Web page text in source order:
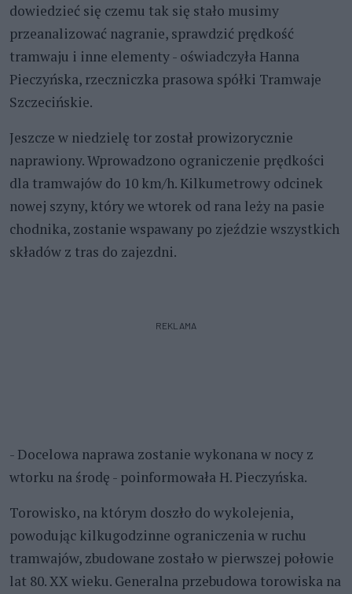
dowiedzieć się czemu tak się stało musimy
przeanalizować nagranie, sprawdzić prędkość
tramwaju i inne elementy - oświadczyła Hanna
Pieczyńska, rzeczniczka prasowa spółki Tramwaje
Szczecińskie.
Jeszcze w niedzielę tor został prowizorycznie
naprawiony. Wprowadzono ograniczenie prędkości
dla tramwajów do 10 km/h. Kilkumetrowy odcinek
nowej szyny, który we wtorek od rana leży na pasie
chodnika, zostanie wspawany po zjeździe wszystkich
składów z tras do zajezdni.
REKLAMA
- Docelowa naprawa zostanie wykonana w nocy z
wtorku na środę - poinformowała H. Pieczyńska.
Torowisko, na którym doszło do wykolejenia,
powodując kilkugodzinne ograniczenia w ruchu
tramwajów, zbudowane zostało w pierwszej połowie
lat 80. XX wieku. Generalna przebudowa torowiska na